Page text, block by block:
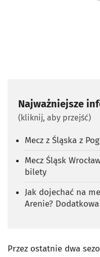
Najważniejsze
(kliknij, aby przejść)
Mecz z Śląska z
Mecz Śląsk
bilety
Jak dojechać na
Arenie?
Przez ostatnie dwa